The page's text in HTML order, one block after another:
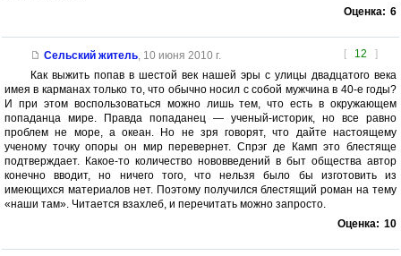
Оценка: 6
[ 12 ]
Сельский житель, 10 июня 2010 г.
Как выжить попав в шестой век нашей эры с улицы двадцатого века
имея в карманах только то, что обычно носил с собой мужчина в 40-е годы?
И при этом воспользоваться можно лишь тем, что есть в окружающем
попаданца мире. Правда попаданец — ученый-историк, но все равно
проблем не море, а океан. Но не зря говорят, что дайте настоящему
ученому точку опоры он мир перевернет. Спрэг де Камп это блестяще
подтверждает. Какое-то количество нововведений в быт общества автор
конечно вводит, но ничего того, что нельзя было бы изготовить из
имеющихся материалов нет. Поэтому получился блестящий роман на тему
«наши там». Читается взахлеб, и перечитать можно запросто.
Оценка: 10